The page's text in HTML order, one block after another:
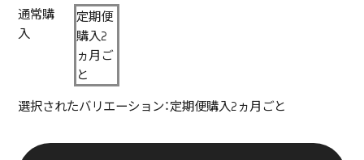
通常購
入
定期便
購入2
ヵ月ご
と
選択されたバリエーション：定期便購入2ヵ月ごと